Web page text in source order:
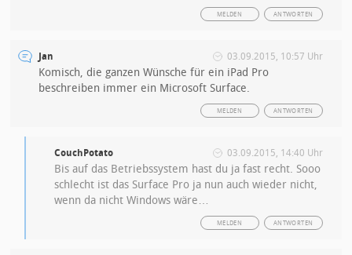
ANTWORTEN
MELDEN
Jan 03.09.2015, 10:57 Uhr
Komisch, die ganzen Wünsche für ein iPad Pro
beschreiben immer ein Microsoft Surface.
ANTWORTEN
MELDEN
CouchPotato 03.09.2015, 14:40 Uhr
Bis auf das Betriebssystem hast du ja fast recht. Sooo
schlecht ist das Surface Pro ja nun auch wieder nicht,
wenn da nicht Windows wäre…
ANTWORTEN
MELDEN